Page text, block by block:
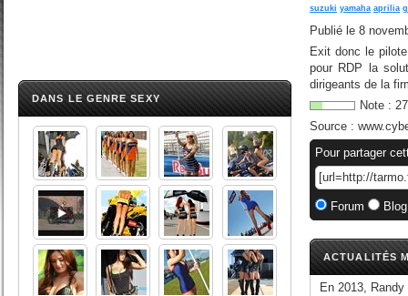
DANS LE GENRE SEXY
suzuki yamaha aprilia
Publié le 8
Exit donc le
pour RDP la
dirigeants de la
Note : 27
Source :
Pour partager
Forum
ACTUALITÉS
En 2013,